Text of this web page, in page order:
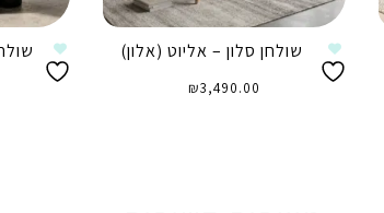
שולחן סלון – אליוט (אלון)
₪3,490.00